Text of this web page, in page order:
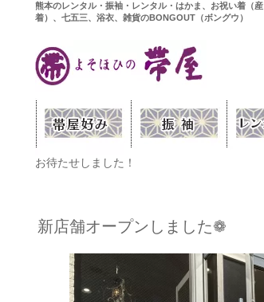
熊本のレンタル・振袖・レンタル・はかま、お祝い着（産
着）、七五三、浴衣、雑貨のBONGOUT（ボングウ）
お待たせしました！
新店舗オープンしました❁